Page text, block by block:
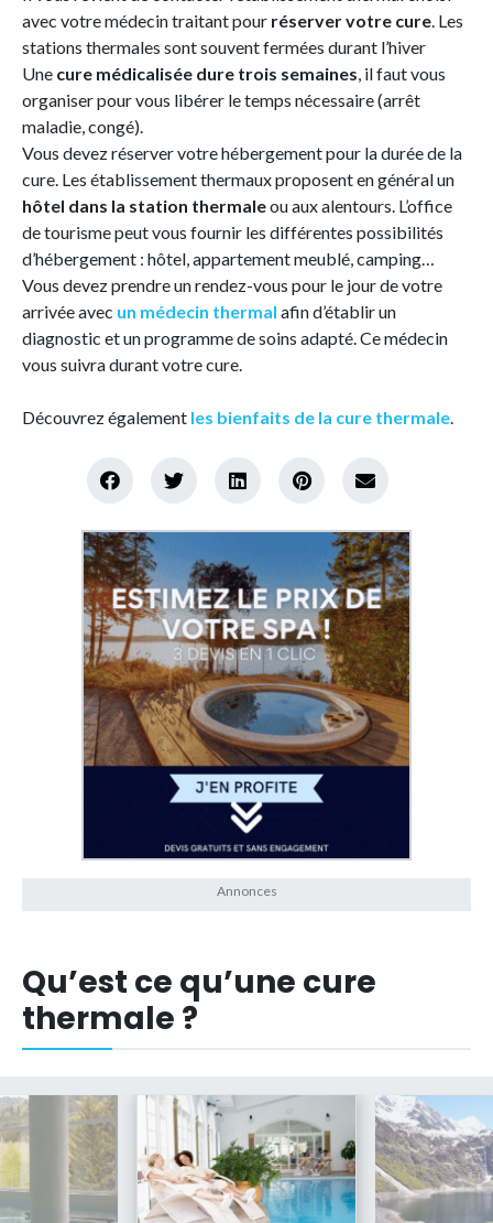
avec votre médecin traitant pour réserver votre cure. Les
stations thermales sont souvent fermées durant l’hiver
Une cure médicalisée dure trois semaines, il faut vous
organiser pour vous libérer le temps nécessaire (arrêt
maladie, congé).
Vous devez réserver votre hébergement pour la durée de la
cure. Les établissement thermaux proposent en général un
hôtel dans la station thermaleou aux alentours. L’office
de tourisme peut vous fournir les différentes possibilités
d’hébergement : hôtel, appartement meublé, camping…
Vous devez prendre un rendez-vous pour le jour de votre
arrivée avec un médecin thermal afin d’établir un
diagnostic et un programme de soins adapté. Ce médecin
vous suivra durant votre cure.
Découvrez également les bienfaits de la cure thermale.
Qu’est ce qu’une cure
thermale ?